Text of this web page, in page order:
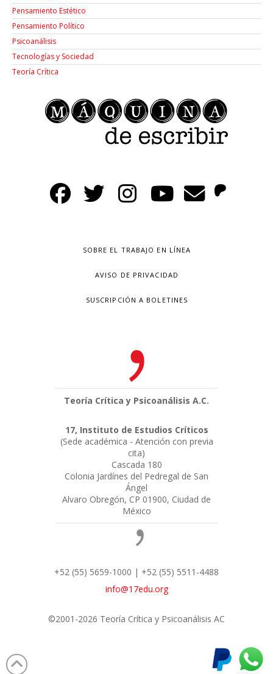
Pensamiento Estético
Pensamiento Político
Psicoanálisis
Tecnologías y Sociedad
Teoría Crítica
SOBRE EL TRABAJO EN LÍNEA
AVISO DE PRIVACIDAD
SUSCRIPCIÓN A BOLETINES
Teoría Crítica y Psicoanálisis A.C.
17, Instituto de Estudios Críticos
(Sede académica - Atención con previa
cita)
Cascada 180
Colonia Jardínes del Pedregal de San
Ángel
Alvaro Obregón, CP 01900, Ciudad de
México
+52 (55) 5659-1000 | +52 (55) 5511-4488
info@17edu.org
©2001-2026 Teoría Crítica y Psicoanálisis AC